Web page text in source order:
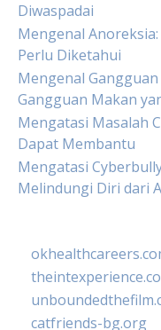
Diwaspadai
Mengenal
Perlu Diketahui
Mengenal
Gangguan Makan
Mengatasi Masalah
Dapat Membantu
Mengatasi
Melindungi Diri dari
catfriends-bg.org